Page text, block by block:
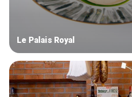
Le Palais Royal